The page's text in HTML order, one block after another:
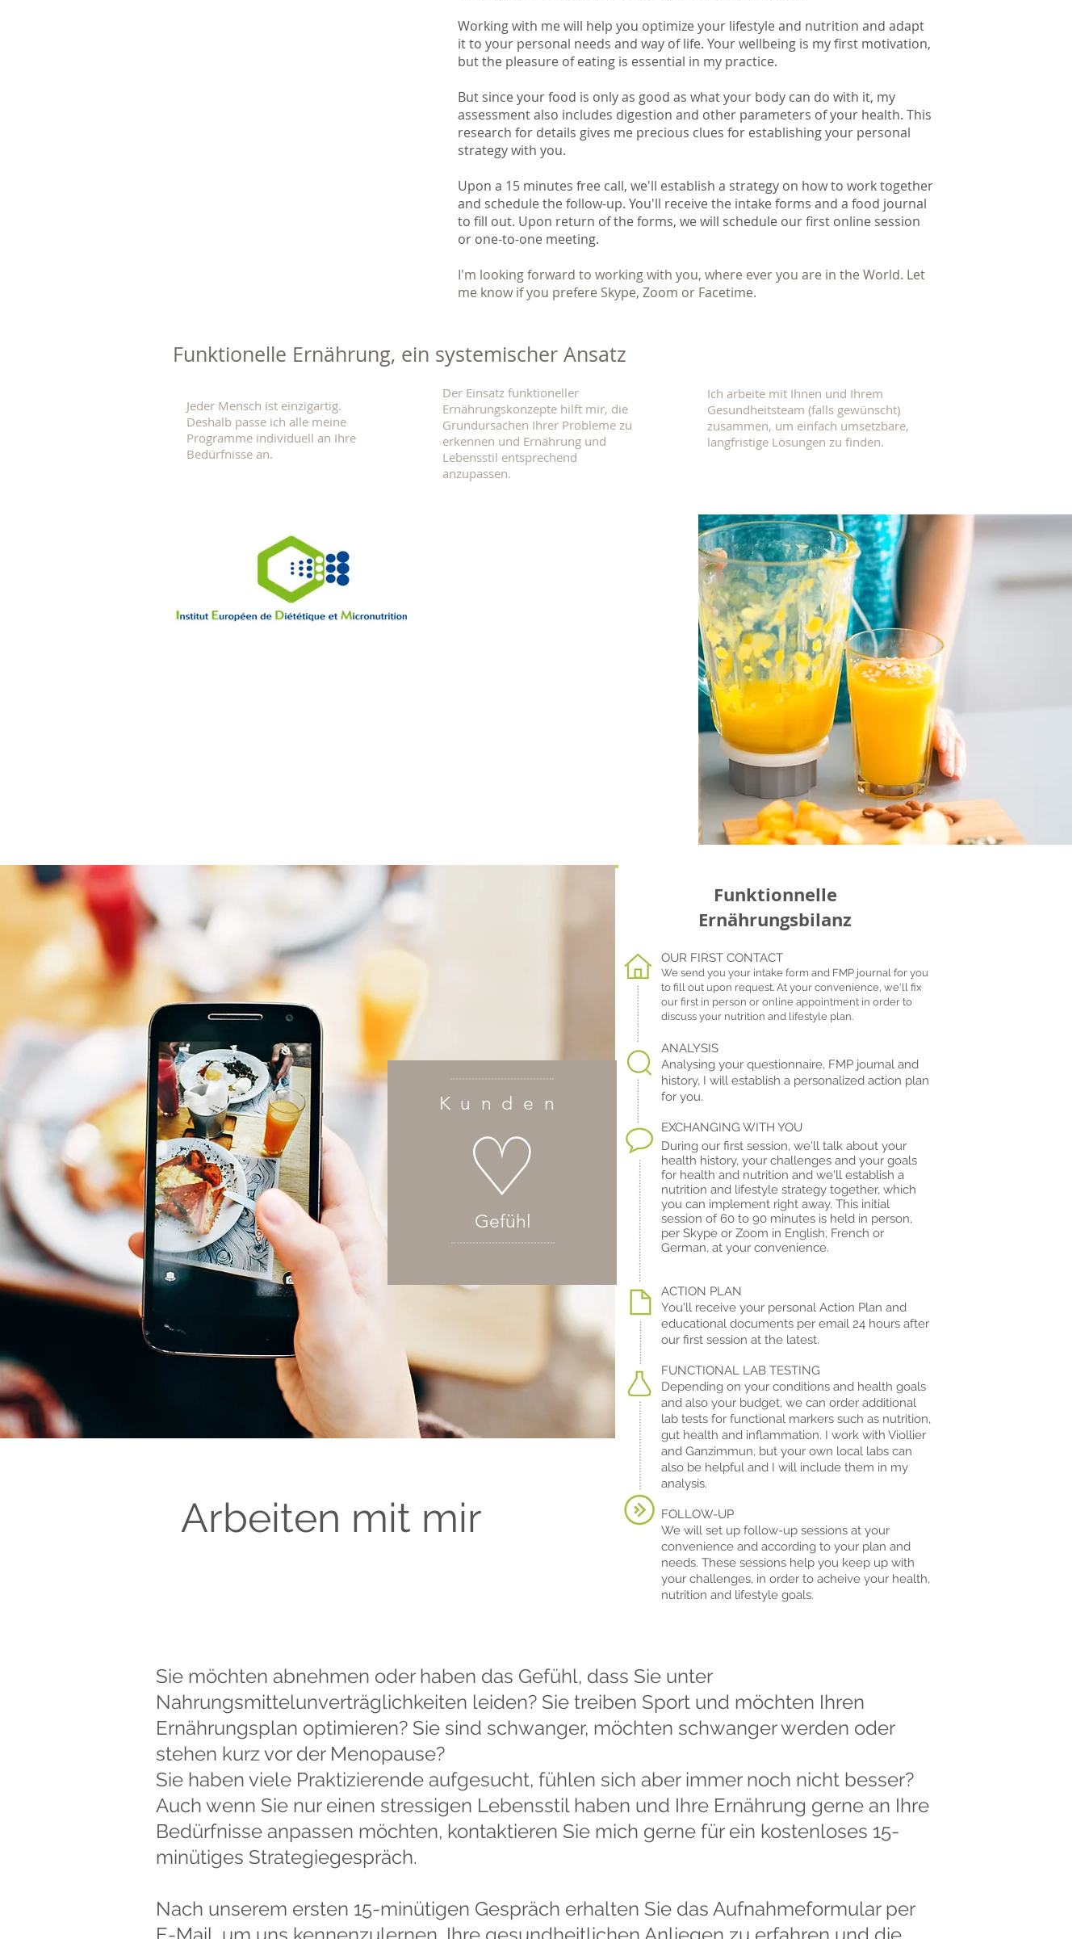
​Working with me will help you optimize your lifestyle and nutrition and adapt
it to your personal needs and way of life. Your wellbeing is my first motivation,
but the pleasure of eating is essential in my practice.
But since your food is only as good as what your body can do with it, my
assessment also includes digestion and other parameters of your health. This
research for details gives me precious clues for establishing your personal
strategy with you.
Upon a 15 minutes free call, we'll establish a strategy on how to work together
and schedule the follow-up. You'll receive the intake forms and a food journal
to fill out. Upon return of the forms, we will schedule our first online session
or one-to-one meeting.
I'm looking forward to working with you, where ever you are in the World. Let
me know if you prefere Skype, Zoom or Facetime.
Funktionelle Ernährung, ein systemischer Ansatz
Jeder Mensch ist einzigartig.
Deshalb passe ich alle meine
Programme individuell an Ihre
Bedürfnisse an.
Der Einsatz funktioneller
Ernährungskonzepte hilft mir, die
Grundursachen Ihrer Probleme zu
erkennen und Ernährung und
Lebensstil entsprechend
anzupassen.
Ich arbeite mit Ihnen und Ihrem
Gesundheitsteam (falls gewünscht)
zusammen, um einfach umsetzbare,
langfristige Lösungen zu finden.
Kunden
♡
Gefühl
Arbeiten mit mir
Funktionnelle
Ernährungsbilanz
OUR FIRST CONTACT
We send you your intake form and FMP journal for you
to fill out upon request. At your convenience, we'll fix
our first in person or online appointment in order to
discuss your nutrition and lifestyle plan.
ANALYSIS
Analysing your questionnaire, FMP journal and
history, I will establish a personalized action plan
for you.
EXCHANGING WITH YOU
During our first session, we'll talk about your
health history, your challenges and your goals
for health and nutrition and we'll establish a
nutrition and lifestyle strategy together, which
you can implement right away. This initial
session of 60 to 90 minutes is held in person,
per Skype or Zoom in English, French or
German, at your convenience.
ACTION PLAN
You'll receive your personal Action Plan and
educational documents per email 24 hours after
our first session at the latest.
FUNCTIONAL LAB TESTING
Depending on your conditions and health goals
and also your budget, we can order additional
lab tests for functional markers such as nutrition,
gut health and inflammation. I work with Viollier
and Ganzimmun, but your own local labs can
also be helpful and I will include them in my
analysis.
FOLLOW-UP
We will set up follow-up sessions at your
convenience and according to your plan and
needs. These sessions help you keep up with
your challenges, in order to acheive your health,
nutrition and lifestyle goals.
Sie möchten abnehmen oder haben das Gefühl, dass Sie unter
Nahrungsmittelunverträglichkeiten leiden? Sie treiben Sport und möchten Ihren
Ernährungsplan optimieren? Sie sind schwanger, möchten schwanger werden oder
stehen kurz vor der Menopause?
Sie haben viele Praktizierende aufgesucht, fühlen sich aber immer noch nicht besser?
Auch wenn Sie nur einen stressigen Lebensstil haben und Ihre Ernährung gerne an Ihre
Bedürfnisse anpassen möchten, kontaktieren Sie mich gerne für ein kostenloses 15-
minütiges Strategiegespräch.
Nach unserem ersten 15-minütigen Gespräch erhalten Sie das Aufnahmeformular per